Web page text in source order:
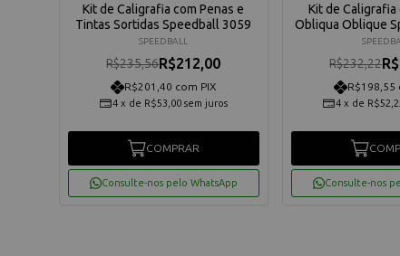
Kit de Caligrafia com Penas e
Tintas Sortidas Speedball 3059
SPEEDBALL
R$235,56R$212,00
R$201,40 com PIX
4 x de R$53,00 sem juros
COMPRAR
Consulte-nos pelo WhatsApp
Kit de Caligrafia
Obliqua Oblique
R$232,22
R$198,55
4 x de
Consulte-nos